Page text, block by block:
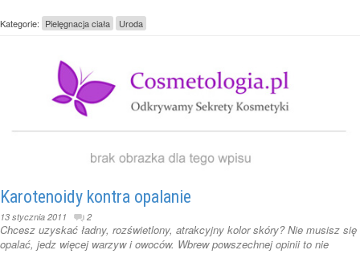
Kategorie: Pielęgnacja ciała Uroda
Karotenoidy kontra opalanie
13 stycznia 2011 2
Chcesz uzyskać ładny, rozświetlony, atrakcyjny kolor skóry? Nie musisz się
opalać, jedz więcej warzyw i owoców. Wbrew powszechnej opinii to nie